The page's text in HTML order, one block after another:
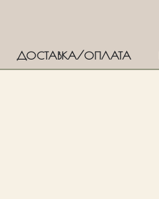
ДОСТАВКА/ОПЛАТА